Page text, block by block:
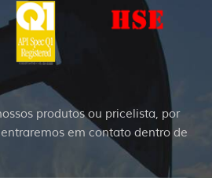
produtos ou pricelista, por
em contato dentro de